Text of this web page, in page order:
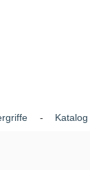
Katalog